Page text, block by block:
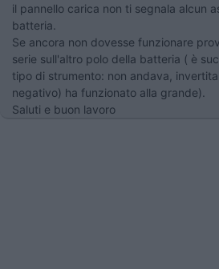
il pannello carica non ti segnala alcun
batteria.
Se ancora non dovesse funzionare
serie sull'altro polo della batteria ( è
tipo di strumento: non andava,
negativo) ha funzionato alla grande).
Saluti e buon lavoro